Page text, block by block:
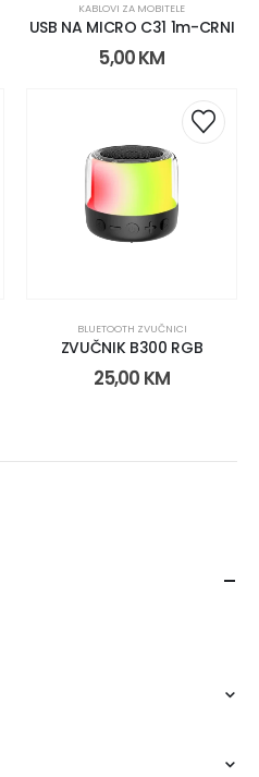
KABLOVI ZA MOBITELE
USB NA MICRO C31 1m-CRNI
5,00KM
BLUETOOTH ZVUČNICI
ZVUČNIK B300 RGB
25,00 KM